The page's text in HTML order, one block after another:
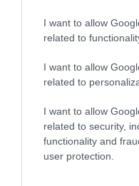
I want to allow
related to
I want to allow
related to
I want to allow
related to security,
functionality and
user protection.
Δήμος Αθηναίων:
Η δημοτική Αρχή κάνει
10.09.2025 - 18:47